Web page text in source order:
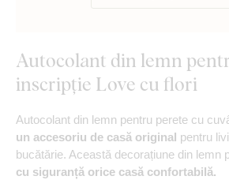
Autocolant din lemn
inscripție Love cu flori
Autocolant din lemn pentru perete cu
un accesoriu de casă original pentru
bucătărie. Această decorațiune din lemn
cu siguranță orice casă confortabilă.